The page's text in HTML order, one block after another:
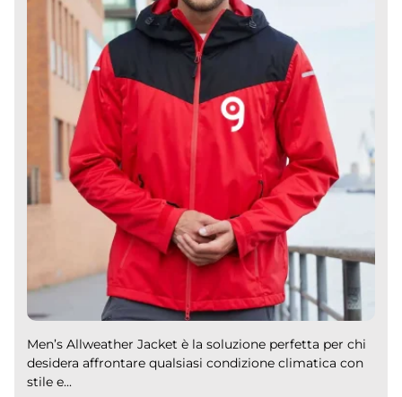
Men’s Allweather Jacket è la soluzione perfetta per chi
desidera affrontare qualsiasi condizione climatica con
stile e...